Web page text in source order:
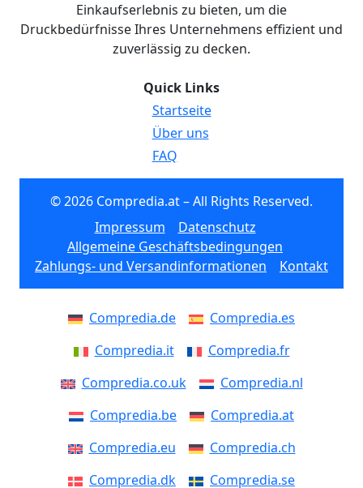
Einkaufserlebnis zu bieten, um die
Druckbedürfnisse Ihres Unternehmens effizient und
zuverlässig zu decken.
Quick Links
Startseite
Über uns
FAQ
© 2026 Compredia.at – All Rights Reserved.
Impressum
Datenschutz
Allgemeine Geschäftsbedingungen
Zahlungs- und Versandinformationen
Kontakt
Compredia.de
Compredia.es
Compredia.it
Compredia.fr
Compredia.co.uk
Compredia.nl
Compredia.be
Compredia.at
Compredia.eu
Compredia.ch
Compredia.dk
Compredia.se